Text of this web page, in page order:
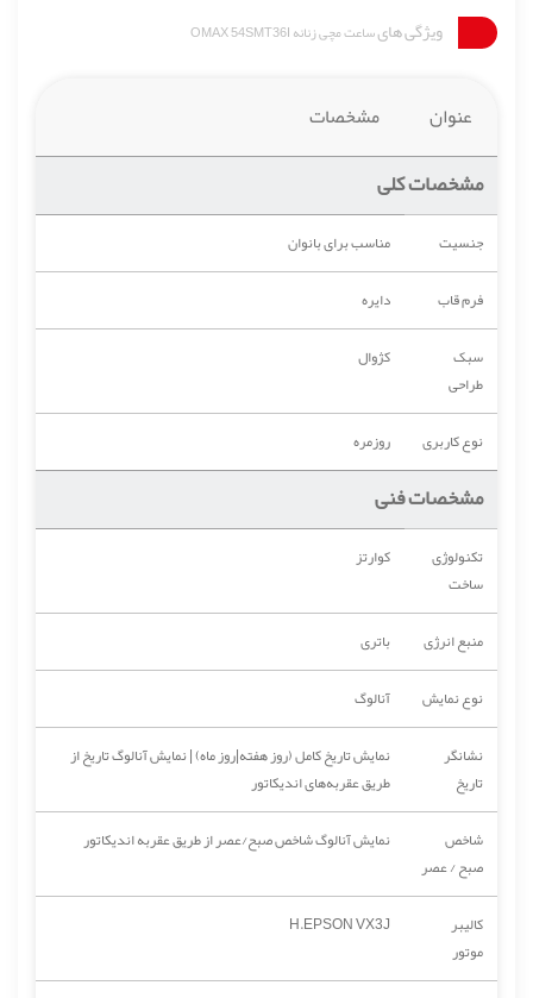
ویژگی هایساعت مچی زنانه OMAX 54SMT36I
عنوان مشخصات
مشخصات کلی
جنسیت
مناسب برای بانوان
فرم قاب
دایره
سبک
طراحی
کژوال
نوع کاربری روزمره
مشخصات فنی
تکنولوژی
ساخت
کوارتز
منبع انرژی
باتری
نوع نمایش
آنالوگ
نشانگر
تاریخ
نمایش تاریخ کامل (روز هفته|روز ماه) | نمایش آنالوگ تاریخ از
طریق عقربه‌های اندیکاتور
شاخص
صبح / عصر
نمایش آنالوگ شاخص صبح/عصر از طریق عقربه اندیکاتور
کالیبر
موتور
H.EPSON VX3J